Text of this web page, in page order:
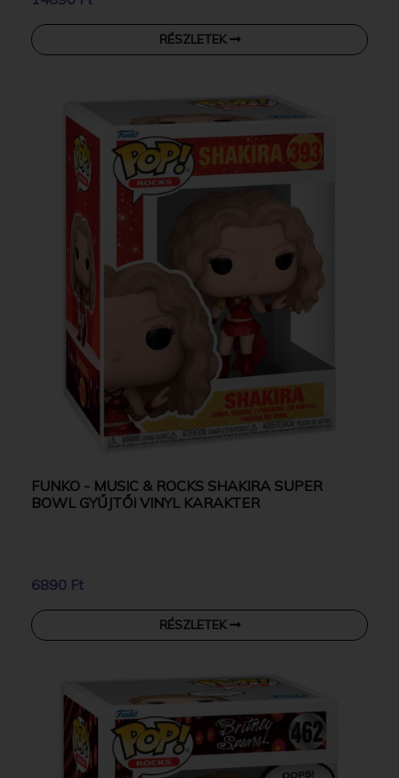
RÉSZLETEK
FUNKO - MUSIC & ROCKS SHAKIRA SUPER
BOWL GYŰJTŐI VINYL KARAKTER
6890 Ft
RÉSZLETEK